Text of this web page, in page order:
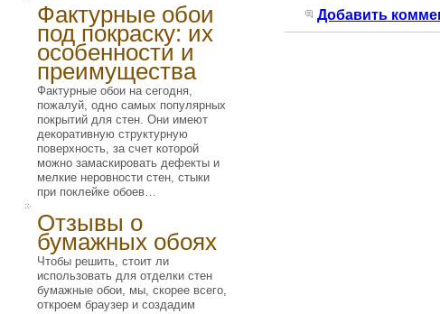
Фактурные обои
под покраску: их
особенности и
преимущества
Фактурные обои на сегодня,
пожалуй, одно самых популярных
покрытий для стен. Они имеют
декоративную структурную
поверхность, за счет которой
можно замаскировать дефекты и
мелкие неровности стен, стыки
при поклейке обоев…
Отзывы о
бумажных обоях
Чтобы решить, стоит ли
использовать для отделки стен
бумажные обои, мы, скорее всего,
откроем браузер и создадим
Добавить